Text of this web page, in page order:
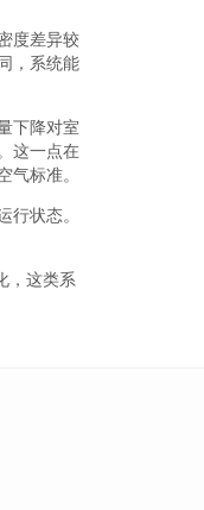
度差异较
，系统能
下降对室
这一点在
气标准。
行状态。
，这类系